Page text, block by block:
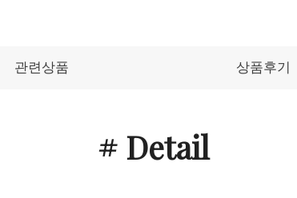
관련상품 상품후기
# Detail